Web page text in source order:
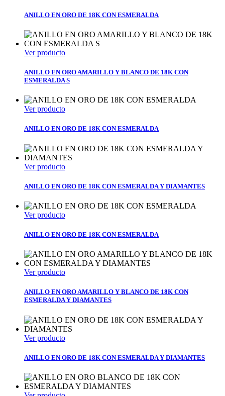
ANILLO EN ORO DE 18K CON ESMERALDA
Ver producto
ANILLO EN ORO AMARILLO Y BLANCO DE 18K CON
ESMERALDA S
Ver producto
ANILLO EN ORO DE 18K CON ESMERALDA
Ver producto
ANILLO EN ORO DE 18K CON ESMERALDA Y DIAMANTES
Ver producto
ANILLO EN ORO DE 18K CON ESMERALDA
Ver producto
ANILLO EN ORO AMARILLO Y BLANCO DE 18K CON
ESMERALDA Y DIAMANTES
Ver producto
ANILLO EN ORO DE 18K CON ESMERALDA Y DIAMANTES